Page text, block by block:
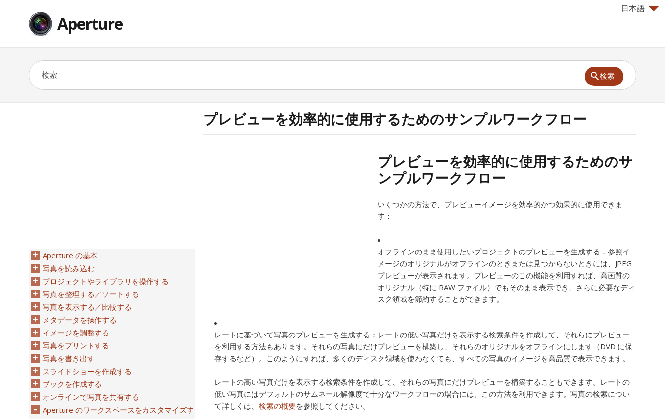
日本語
Aperture
検索
プレビューを効率的に使用するためのサンプルワークフロー
プレビューを効率的に使用するためのサ
ンプルワークフロー
いくつかの方法で、プレビューイメージを効率的かつ効果的に使用できま
す：
オフラインのまま使用したいプロジェクトのプレビューを生成する： 参照イ
メージのオリジナルがオフラインのときまたは見つからないときには、JPEG
プレビューが表示されます。プレビューのこの機能を利用すれば、高画質の
オリジナル（特に RAW ファイル）でもそのまま表示でき、さらに必要なディ
スク領域を節約することができます。
レートに基づいて写真のプレビューを生成する： レートの低い写真だけを表示する検索条件を作成して、それらにプレビュー
を利用する方法もあります。それらの写真にだけプレビューを構築し、それらのオリジナルをオフラインにします（DVD に保
存するなど）。このようにすれば、多くのディスク領域を使わなくても、すべての写真のイメージを高品質で表示できます。
レートの高い写真だけを表示する検索条件を作成して、それらの写真にだけプレビューを構築することもできます。レートの
低い写真にはデフォルトのサムネール解像度で十分なワークフローの場合には、この方法を利用できます。写真の検索につい
て詳しくは、 検索の概要を参照してください。
Aperture の基本
写真を読み込む
プロジェクトやライブラリを操作する
写真を整理する／ソートする
写真を表示する／比較する
メタデータを操作する
イメージを調整する
写真をプリントする
写真を書き出す
スライドショーを作成する
ブックを作成する
オンラインで写真を共有する
Aperture のワークスペースをカスタマイズす